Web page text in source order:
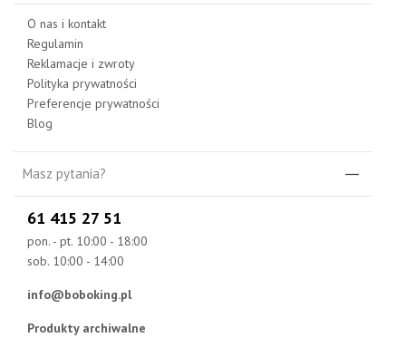
O nas i kontakt
Regulamin
Reklamacje i zwroty
Polityka prywatności
Preferencje prywatności
Blog
Masz pytania?
61 415 27 51
pon. - pt. 10:00 - 18:00
sob. 10:00 - 14:00
info@boboking.pl
Produkty archiwalne